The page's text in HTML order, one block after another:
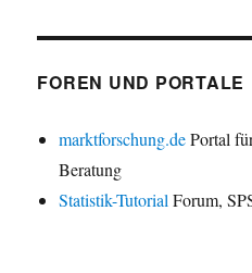
FOREN UND PORTALE
marktforschung.dePortal
Beratung
Statistik-Tutorial Forum,